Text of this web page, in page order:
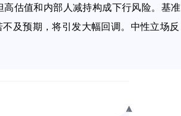
估值和内部人减持构成下行风险。基准
及预期，将引发大幅回调。中性立场反